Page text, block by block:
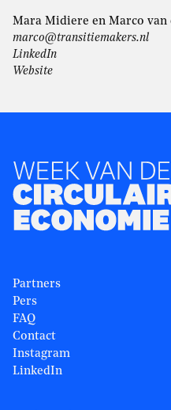
Mara Midiere en Marco van
marco@transitiemakers.nl
LinkedIn
Website
Partners
Pers
FAQ
Contact
Instagram
LinkedIn